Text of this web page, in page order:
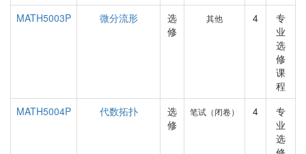
MATH5003P
微分流形
选
修
其他 4
专
业
选
修
课
程
MATH5004P
代数拓扑
选
修
笔试（闭卷） 4
专
业
选